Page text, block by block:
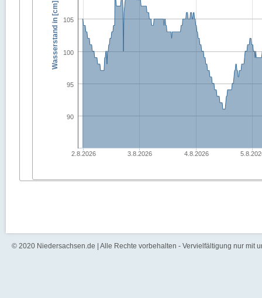
Wasserstand in [cm]
2.8.2026 3.8.2026 4.8.2026
90
95
100
105
© 2020 Niedersachsen.de | Alle Rechte vorbehalten - Vervielfältigung nur mit